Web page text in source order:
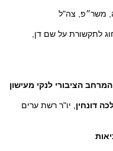
משר״פ, צה"ל
לתקשורת על שם דן,
הציבורי לנקי מעישון
דונחין , יו"ר רשת ערים